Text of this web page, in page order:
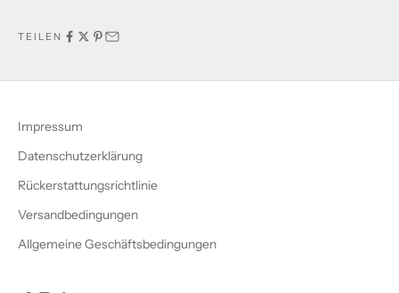
TEILEN
Impressum
Datenschutzerklärung
Rückerstattungsrichtlinie
Versandbedingungen
Allgemeine Geschäftsbedingungen